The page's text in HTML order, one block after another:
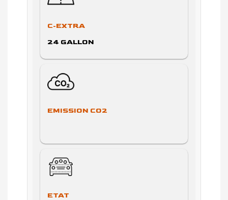
C-EXTRA
24 GALLON
EMISSION CO2
ETAT